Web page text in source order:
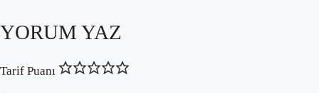
YORUM YAZ
Tarif Puanı